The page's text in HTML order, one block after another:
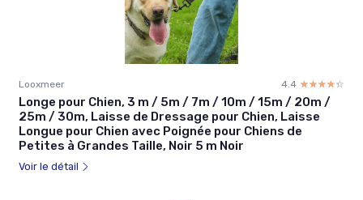
Looxmeer 4.4 ☆☆☆☆☆
★★★★★
Longe pour Chien, 3 m / 5m / 7m / 10m / 15m / 20m /
25m / 30m, Laisse de Dressage pour Chien, Laisse
Longue pour Chien avec Poignée pour Chiens de
Petites à Grandes Taille, Noir 5 m Noir
Voir le détail